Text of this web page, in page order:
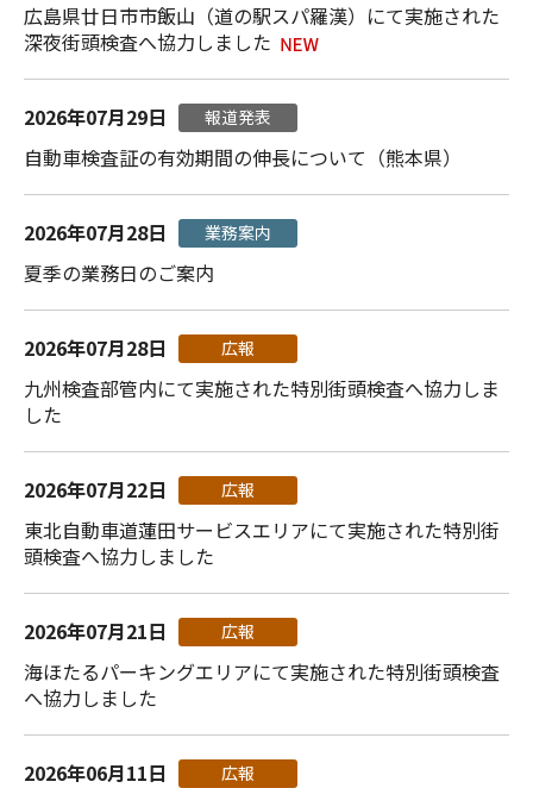
広島県廿日市市飯山（道の駅スパ羅漢）にて実施された
深夜街頭検査へ協力しました
2026年07月29日 報道発表
自動車検査証の有効期間の伸長について（熊本県）
2026年07月28日 業務案内
夏季の業務日のご案内
2026年07月28日 広報
九州検査部管内にて実施された特別街頭検査へ協力しま
した
2026年07月22日 広報
東北自動車道蓮田サービスエリアにて実施された特別街
頭検査へ協力しました
2026年07月21日 広報
海ほたるパーキングエリアにて実施された特別街頭検査
へ協力しました
2026年06月11日 広報